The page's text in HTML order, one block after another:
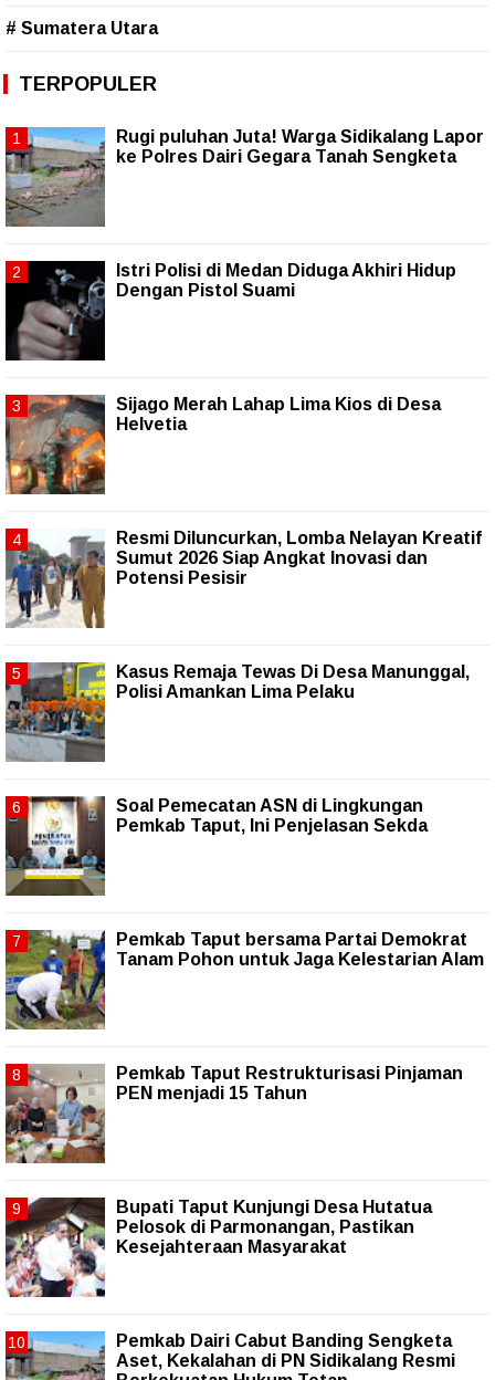
# Sumatera Utara
TERPOPULER
Rugi puluhan Juta! Warga Sidikalang Lapor
ke Polres Dairi Gegara Tanah Sengketa
Istri Polisi di Medan Diduga Akhiri Hidup
Dengan Pistol Suami
Sijago Merah Lahap Lima Kios di Desa
Helvetia
Resmi Diluncurkan, Lomba Nelayan Kreatif
Sumut 2026 Siap Angkat Inovasi dan
Potensi Pesisir
Kasus Remaja Tewas Di Desa Manunggal,
Polisi Amankan Lima Pelaku
Soal Pemecatan ASN di Lingkungan
Pemkab Taput, Ini Penjelasan Sekda
Pemkab Taput bersama Partai Demokrat
Tanam Pohon untuk Jaga Kelestarian Alam
Pemkab Taput Restrukturisasi Pinjaman
PEN menjadi 15 Tahun‎
Bupati Taput Kunjungi Desa Hutatua
Pelosok di Parmonangan, Pastikan
Kesejahteraan Masyarakat
Pemkab Dairi Cabut Banding Sengketa
Aset, Kekalahan di PN Sidikalang Resmi